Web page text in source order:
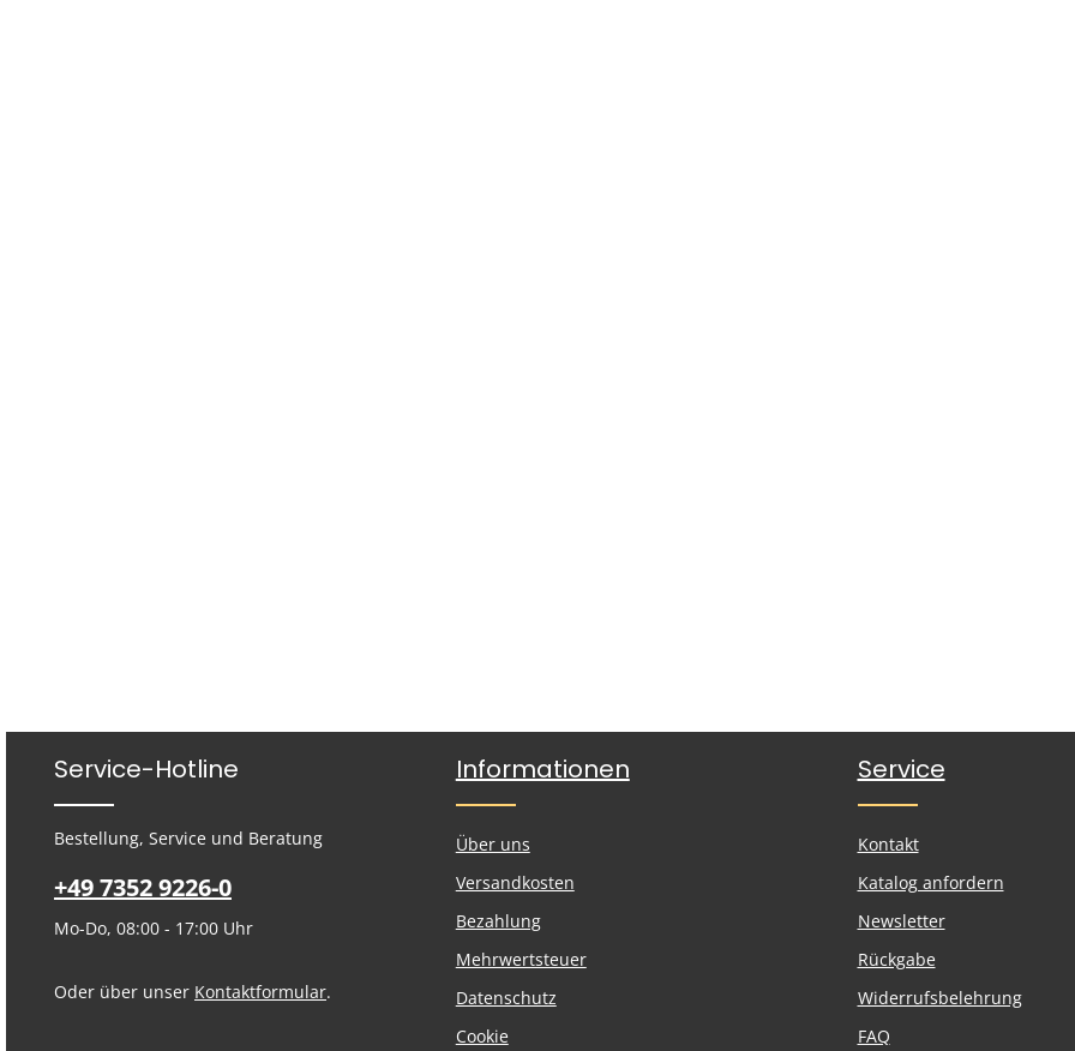
Service-Hotline
Bestellung, Service und Beratung
+49 7352 9226-0
Mo-Do, 08:00 - 17:00 Uhr
Oder über unser Kontaktformular.
Informationen
Über uns
Versandkosten
Bezahlung
Mehrwertsteuer
Datenschutz
Cookie
Service
Kontakt
Katalog anfordern
Newsletter
Rückgabe
Widerrufsbelehrung
FAQ